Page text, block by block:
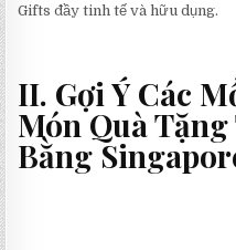
Gifts đầy tinh tế và hữu dụng.
II. Gợi Ý Các
Món Quà
Bằng